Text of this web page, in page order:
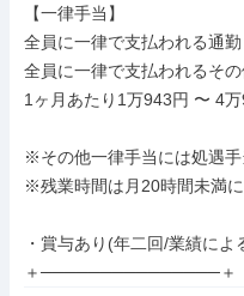
【一律手当】
全員に一律で支払われる通
全員に一律で支払われるそ
1ヶ月あたり1万943円 〜 4万
※その他一律手当には処遇手
※残業時間は月20時間未満
・賞与あり(年二回/業績によ
＋───────────────＋